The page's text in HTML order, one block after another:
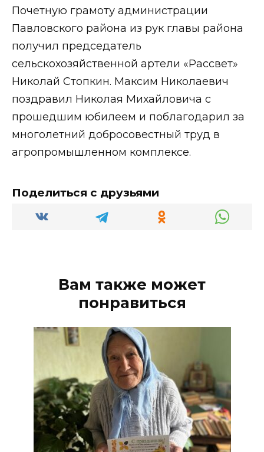
Почетную грамоту администрации
Павловского района из рук главы района
получил председатель
сельскохозяйственной артели «Рассвет»
Николай Стопкин. Максим Николаевич
поздравил Николая Михайловича с
прошедшим юбилеем и поблагодарил за
многолетний добросовестный труд в
агропромышленном комплексе.
Поделиться с друзьями
Вам также может
понравиться